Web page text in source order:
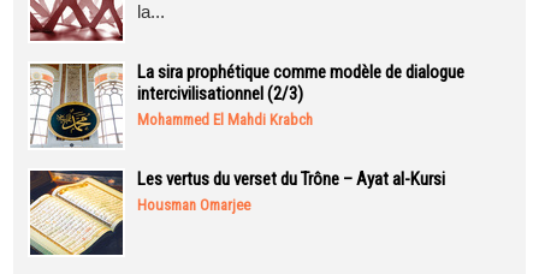
la...
La sira prophétique comme modèle de dialogue
intercivilisationnel (2/3)
Mohammed El Mahdi Krabch
Les vertus du verset du Trône – Ayat al-Kursi
Housman Omarjee